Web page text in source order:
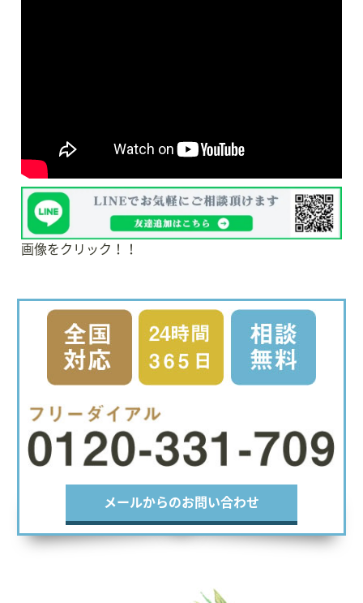
画像をクリック！！
メールからのお問い合わせ